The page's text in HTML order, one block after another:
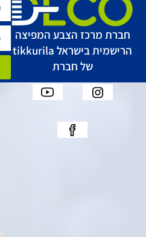
חברת מרכז הצבע המפיצה
הרישמית בישראל tikkurila
של חברת